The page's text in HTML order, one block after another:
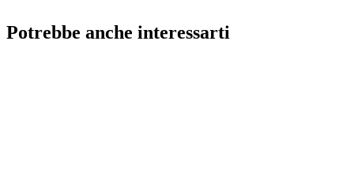
Potrebbe anche interessarti